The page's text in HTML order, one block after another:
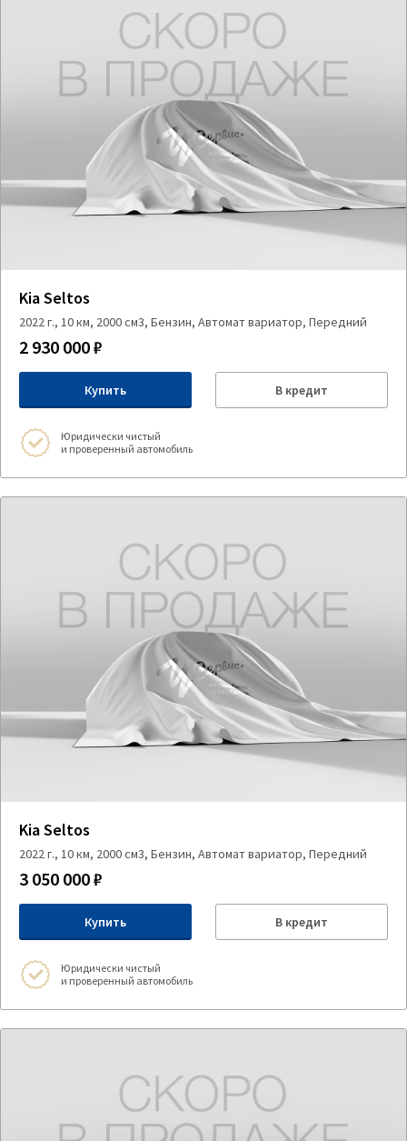
Kia Seltos
2022 г., 10 км, 2000 см3, Бензин, Автомат вариатор, Передний
2 930 000 ₽
Купить В кредит
Юридически чистый
и проверенный автомобиль
Kia Seltos
2022 г., 10 км, 2000 см3, Бензин, Автомат вариатор, Передний
3 050 000 ₽
Купить В кредит
Юридически чистый
и проверенный автомобиль